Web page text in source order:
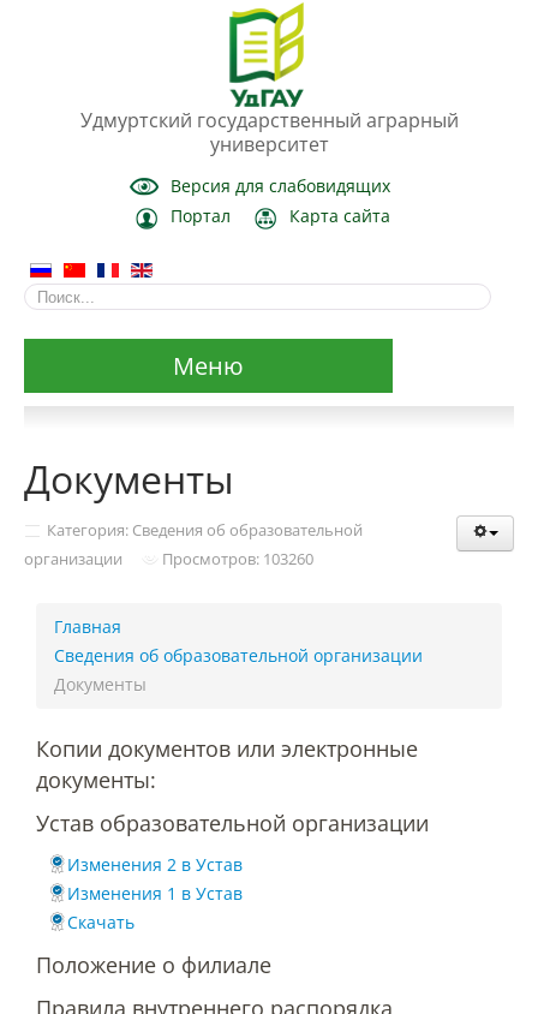
Удмуртский государственный аграрный
университет
Версия для слабовидящих
Портал
Карта сайта
Меню
Основные сведения
Структура и органы управления
образовательной организацией
Документы
требования
Образование
Руководство
Педагогический состав
Документы
Категория: Сведения об образовательной
организации
Просмотров: 103260
Главная
Сведения об образовательной организации
Документы
Копии документов или электронные
документы:
Устав образовательной организации
Изменения 2 в Устав
Изменения 1 в Устав
Скачать
Положение о филиале
Правила внутреннего распорядка